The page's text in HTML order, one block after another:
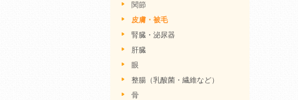
関節
皮膚・被毛
腎臓・泌尿器
肝臓
眼
整腸（乳酸菌・繊維など）
骨